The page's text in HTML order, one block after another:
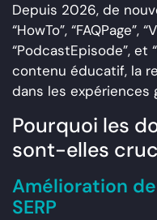
Depuis 2026, de
“HowTo”, “FAQPage”,
“PodcastEpisode”, et
contenu éducatif, la
dans les expériences
Pourquoi les
sont-elles
Amélioration
SERP